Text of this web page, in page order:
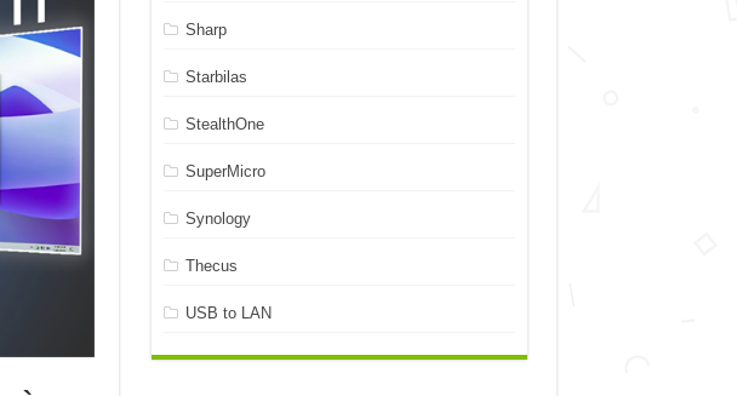
Sharp
Starbilas
StealthOne
SuperMicro
Synology
Thecus
USB to LAN